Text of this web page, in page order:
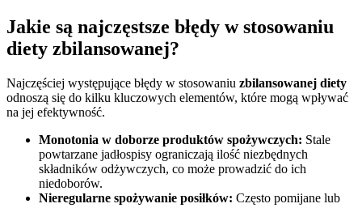
Jakie są najczęstsze błędy w stosowaniu
diety zbilansowanej?
Najczęściej występujące błędy w stosowaniu zbilansowanej diety
odnoszą się do kilku kluczowych elementów, które mogą wpływać
na jej efektywność.
Monotonia w doborze produktów spożywczych: Stale
powtarzane jadłospisy ograniczają ilość niezbędnych
składników odżywczych, co może prowadzić do ich
niedoborów.
Nieregularne spożywanie posiłków: Często pomijane lub